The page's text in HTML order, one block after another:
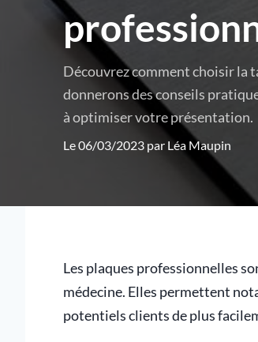
Découvrez comment choisir la
donnerons des conseils
à optimiser votre présentation.
Le 06/03/2023 par Léa Maupin
Les plaques professionnelles
médecine. Elles permettent
potentiels clients de plus